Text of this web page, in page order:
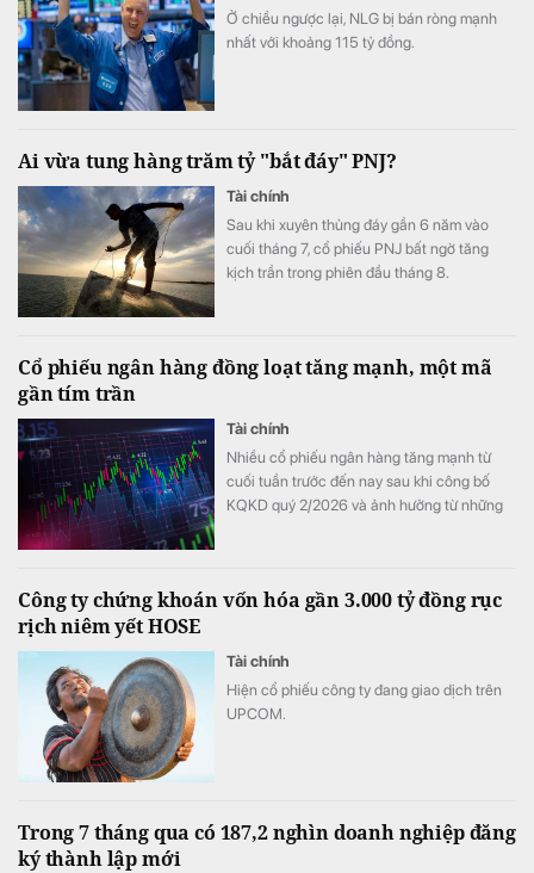
Ở chiều ngược lại, NLG bị bán ròng mạnh
nhất với khoảng 115 tỷ đồng.
Ai vừa tung hàng trăm tỷ "bắt đáy" PNJ?
Tài chính
Sau khi xuyên thủng đáy gần 6 năm vào
cuối tháng 7, cổ phiếu PNJ bất ngờ tăng
kịch trần trong phiên đầu tháng 8.
Cổ phiếu ngân hàng đồng loạt tăng mạnh, một mã
gần tím trần
Tài chính
Nhiều cổ phiếu ngân hàng tăng mạnh từ
cuối tuần trước đến nay sau khi công bố
KQKD quý 2/2026 và ảnh hưởng từ những
Công ty chứng khoán vốn hóa gần 3.000 tỷ đồng rục
rịch niêm yết HOSE
Tài chính
Hiện cổ phiếu công ty đang giao dịch trên
UPCOM.
Trong 7 tháng qua có 187,2 nghìn doanh nghiệp đăng
ký thành lập mới